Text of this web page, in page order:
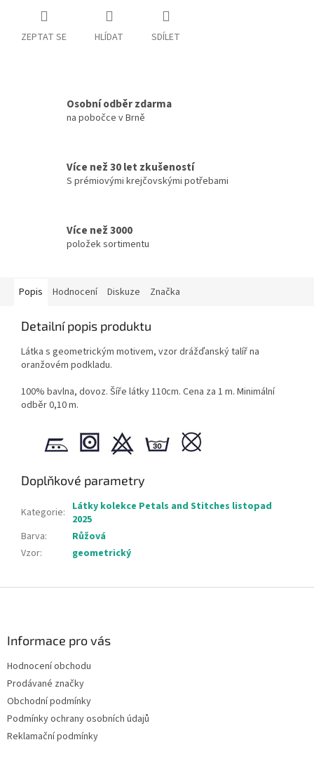
ZEPTAT SE HLÍDAT SDÍLET
Osobní odběr zdarma
na pobočce v Brně
Více než 30 let zkušeností
S prémiovými krejčovskými potřebami
Více než 3000
položek sortimentu
Popis Hodnocení Diskuze Značka
Detailní popis produktu
Látka s geometrickým motivem, vzor drážďanský talíř na
oranžovém podkladu.
100% bavlna, dovoz. Šíře látky 110cm. Cena za 1 m. Minimální
odběr 0,10 m.
Doplňkové parametry
Kategorie: Látky kolekce Petals and Stitches listopad
2025
Barva:
Růžová
Vzor: geometrický
Informace pro vás
Hodnocení obchodu
Prodávané značky
Obchodní podmínky
Podmínky ochrany osobních údajů
Reklamační podmínky